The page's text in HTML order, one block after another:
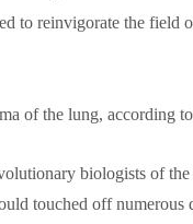
to reinvigorate the field
of the lung, according
biologists of
touched off numerous